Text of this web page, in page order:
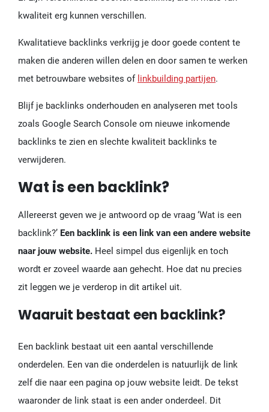
kwaliteit erg kunnen verschillen.
Kwalitatieve backlinks verkrijg je door goede content te
maken die anderen willen delen en door samen te werken
met betrouwbare websites of linkbuilding partijen.
Blijf je backlinks onderhouden en analyseren met tools
zoals Google Search Console om nieuwe inkomende
backlinks te zien en slechte kwaliteit backlinks te
verwijderen.
Wat is een backlink?
Allereerst geven we je antwoord op de vraag ‘Wat is een
backlink?’ Een backlink is een link van een andere website
naar jouw website. Heel simpel dus eigenlijk en toch
wordt er zoveel waarde aan gehecht. Hoe dat nu precies
zit leggen we je verderop in dit artikel uit.
Waaruit bestaat een backlink?
Een backlink bestaat uit een aantal verschillende
onderdelen. Een van die onderdelen is natuurlijk de link
zelf die naar een pagina op jouw website leidt. De tekst
waaronder de link staat is een ander onderdeel. Dit